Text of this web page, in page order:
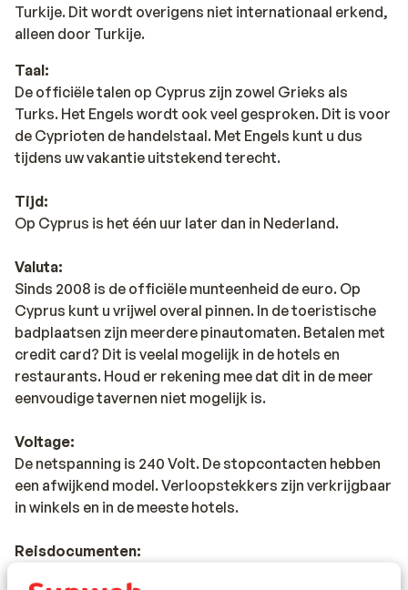
Turkije. Dit wordt overigens niet internationaal erkend,
alleen door Turkije.
Taal:
De officiële talen op Cyprus zijn zowel Grieks als
Turks. Het Engels wordt ook veel gesproken. Dit is voor
de Cyprioten de handelstaal. Met Engels kunt u dus
tijdens uw vakantie uitstekend terecht.
Tijd:
Op Cyprus is het één uur later dan in Nederland.
Valuta:
Sinds 2008 is de officiële munteenheid de euro. Op
Cyprus kunt u vrijwel overal pinnen. In de toeristische
badplaatsen zijn meerdere pinautomaten. Betalen met
credit card? Dit is veelal mogelijk in de hotels en
restaurants. Houd er rekening mee dat dit in de meer
eenvoudige tavernen niet mogelijk is.
Voltage:
De netspanning is 240 Volt. De stopcontacten hebben
een afwijkend model. Verloopstekkers zijn verkrijgbaar
in winkels en in de meeste hotels.
Reisdocumenten: